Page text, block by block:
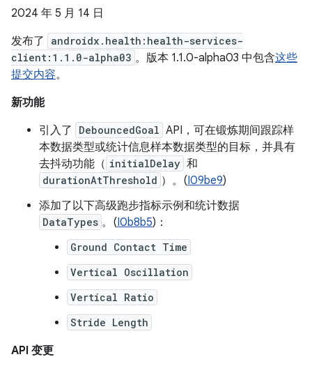
2024 年 5 月 14 日
发布了
androidx.health:health-services-
client:1.1.0-alpha03 。版本 1.1.0-alpha03 中包含这些
提交内容。
新功能
引入了
DebouncedGoal API，可在锻炼期间跟踪样
本数据类型或统计信息样本数据类型的目标，并具有
去抖动功能（ initialDelay 和
durationAtThreshold ）。(I09be9)
添加了以下高级跑步指标示例和统计数据
DataTypes 。(I0b8b5)：
Ground Contact Time
Vertical Oscillation
Vertical Ratio
Stride Length
API 变更